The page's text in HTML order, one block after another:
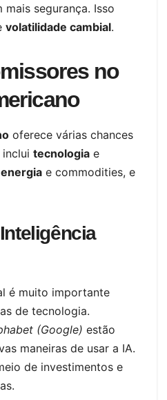
segurança. Isso
volatilidade cambial.
no
oferece várias chances
tecnologia e
energia e commodities, e
é muito importante
de tecnologia.
(Google) estão
maneiras de usar a IA.
de investimentos e